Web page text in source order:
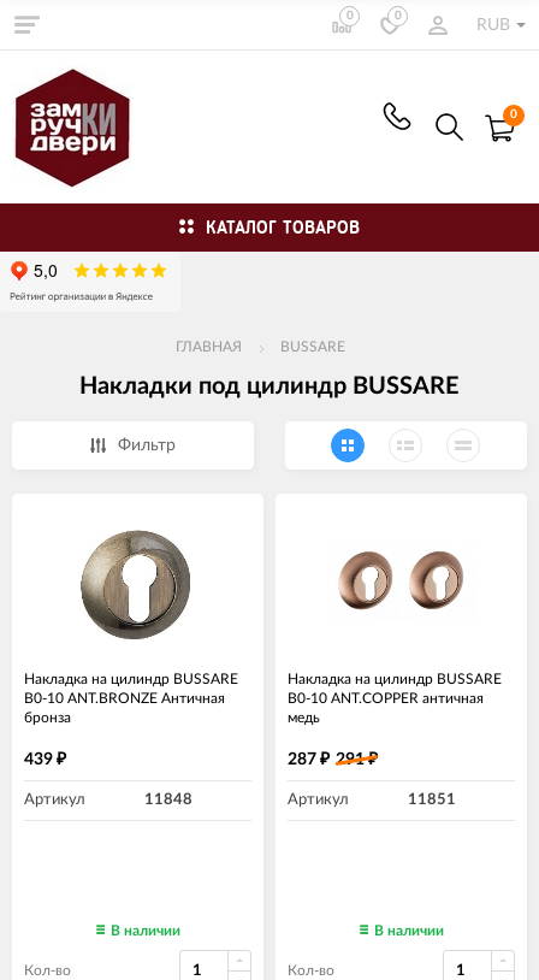
0 0
RUB
0
КАТАЛОГ ТОВАРОВ
ГЛАВНАЯ BUSSARE
Накладки под цилиндр BUSSARE
Фильтр
Накладка на цилиндр BUSSARE
B0-10 ANT.BRONZE Античная
бронза
439 ₽
Артикул 11848
В наличии
Кол-во
Накладка на цилиндр BUSSARE
B0-10 ANT.COPPER античная
медь
287 ₽ 291₽
Артикул 11851
В наличии
Кол-во